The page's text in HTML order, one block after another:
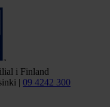
i Finland
| 09 4242 300